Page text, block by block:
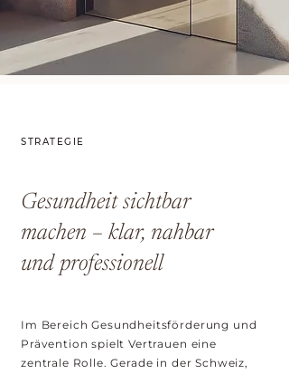
STRATEGIE
Gesundheit sichtbar
machen – klar, nahbar
und professionell
Im Bereich Gesundheitsförderung und
Prävention spielt Vertrauen eine
zentrale Rolle. Gerade in der Schweiz,